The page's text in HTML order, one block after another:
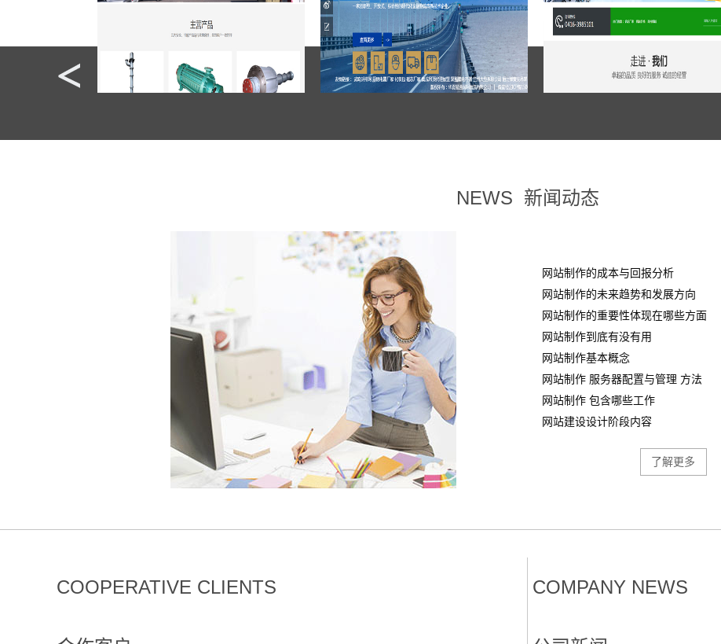
NEWS 新闻动态
网站制作的成本与回报分析
网站制作的未来趋势和发展方向
网站制作的重要性体现在哪些方面
网站制作到底有没有用
网站制作基本概念
网站制作 服务器配置与管理 方法
网站制作 包含哪些工作
网站建设设计阶段内容
了解更多
COOPERATIVE CLIENTS COMPANY NEWS